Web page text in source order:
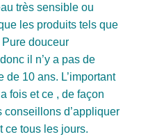
très sensible ou
les produits tels que
Pure douceur
il n’y a pas de
de 10 ans. L’important
fois et ce , de façon
d’appliquer
ce tous les jours.